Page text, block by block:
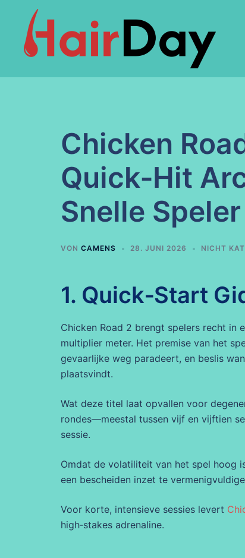
springen
Chicken
Quick‑Hit
Snelle Speler
VON CAMENS 28. JUNI 2026 NICHT
1. Quick‑Start
Chicken Road 2 brengt spelers recht in
multiplier meter. Het premise van het
gevaarlijke weg paradeert, en beslis
plaatsvindt.
Wat deze titel laat opvallen voor
rondes—meestal tussen vijf en vijftien
sessie.
Omdat de volatiliteit van het spel hoog
een bescheiden inzet te
Voor korte, intensieve sessies levert
high‑stakes adrenaline.